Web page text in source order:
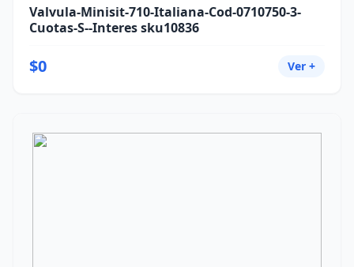
Valvula-Minisit-710-Italiana-Cod-0710750-3-
Cuotas-S--Interes sku10836
$0 Ver +